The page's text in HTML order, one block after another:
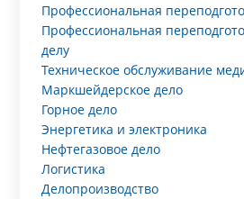
Профессиональная
Профессиональная
делу
Техническое обслуживание
Маркшейдерское дело
Горное дело
Энергетика и электроника
Нефтегазовое дело
Логистика
Делопроизводство